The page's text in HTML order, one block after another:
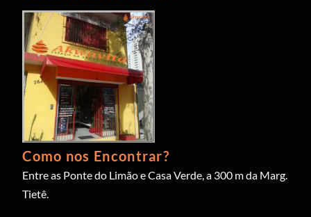
Como nos Encontrar?
Entre as Ponte do Limão e Casa Verde, a 300 m da Marg.
Tietê.